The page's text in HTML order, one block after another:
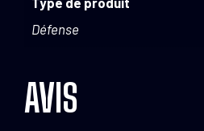
Défense
AVIS